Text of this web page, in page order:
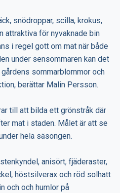
snödroppar, scilla, krokus,
attraktiva för nyvaknade bin
i regel gott om mat när både
under sensommaren kan det
sommarblommor och
berättar Malin Persson.
till att bilda ett grönstråk där
mat i staden. Målet är att se
hela säsongen.
anisört, fjäderaster,
höstsilverax och röd solhatt
och och humlor på